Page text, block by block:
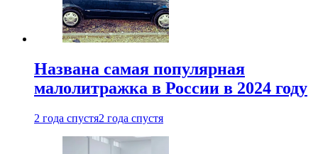
Названа самая популярная
малолитражка в России в 2024 году
2 года спустя2 года спустя